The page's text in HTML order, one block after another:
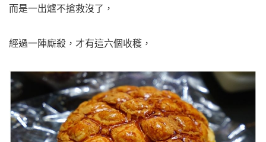
而是一出爐不搶救沒了，
經過一陣廝殺，才有這六個收穫，